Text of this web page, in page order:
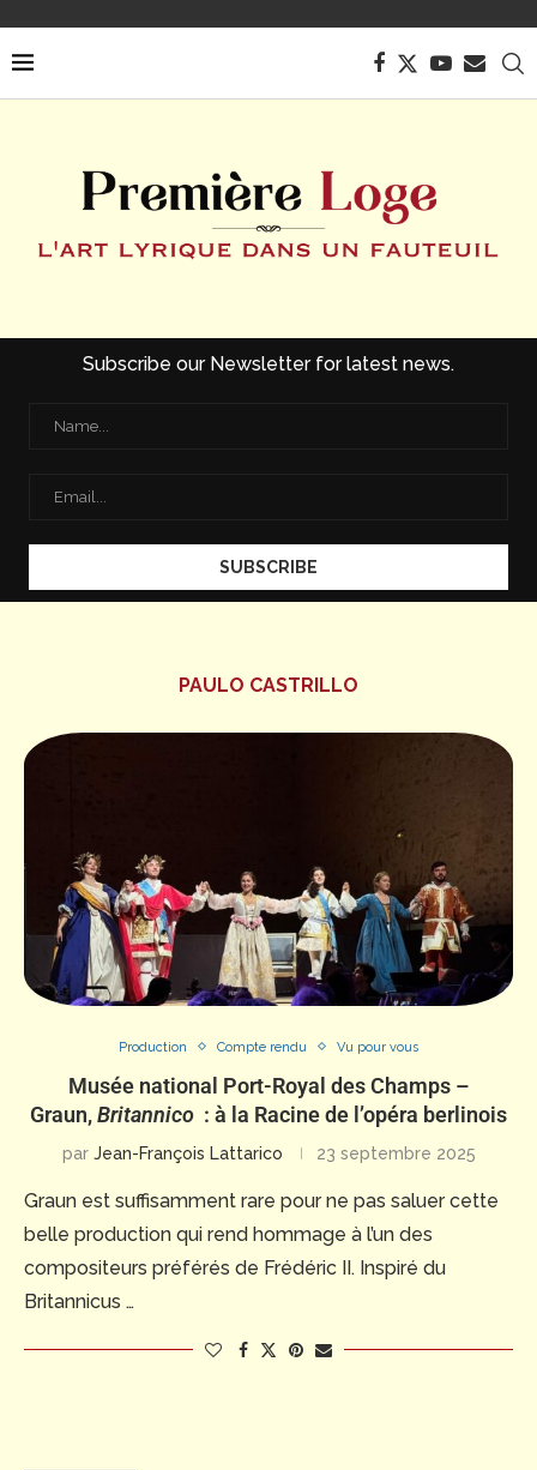
Subscribe our Newsletter for latest news.
PAULO CASTRILLO
Production Compte rendu Vu pour vous
Musée national Port-Royal des Champs –
Graun,Britannico : à la Racine de l’opéra berlinois
par Jean-François Lattarico 23 septembre 2025
Graun est suffisamment rare pour ne pas saluer cette
belle production qui rend hommage à l’un des
compositeurs préférés de Frédéric II. Inspiré du
Britannicus …